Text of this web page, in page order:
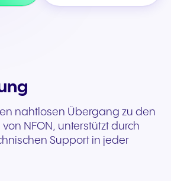
nahtlosen Übergang zu den
NFON, unterstützt durch
Support in jeder